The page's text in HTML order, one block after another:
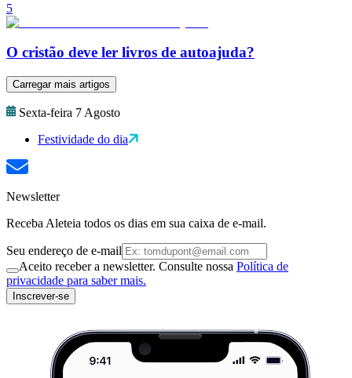
5
O cristão deve ler livros de autoajuda?
Carregar mais artigos
Sexta-feira 7 Agosto
Festividade do dia
Newsletter
Receba Aleteia todos os dias em sua caixa de e-mail.
Seu endereço de e-mail
Aceito receber a newsletter. Consulte nossa Política de
privacidade para saber mais.
Inscrever-se